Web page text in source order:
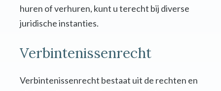
huren of verhuren, kunt u terecht bij diverse
juridische instanties.
Verbintenissenrecht
Verbintenissenrecht bestaat uit de rechten en